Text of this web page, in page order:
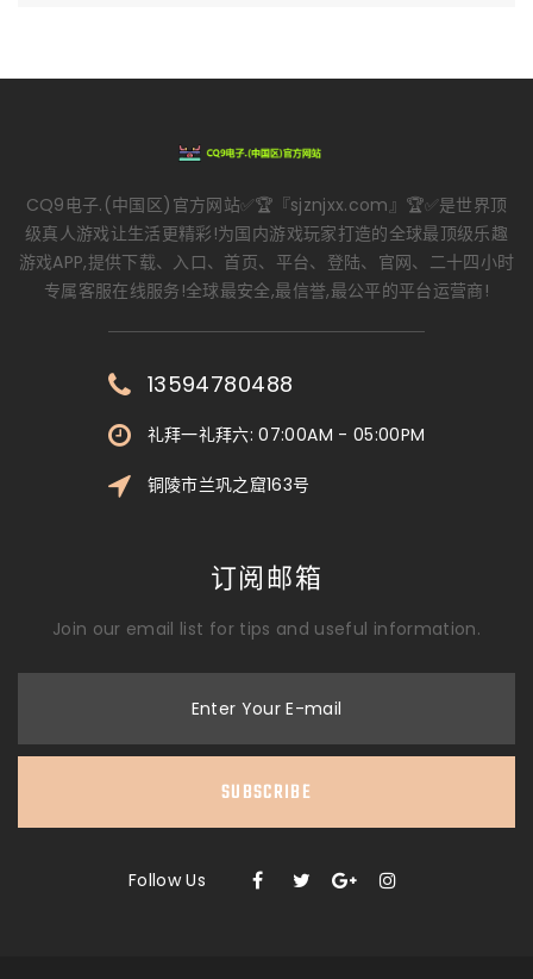
CQ9电子.(中国区)官方网站✅🏆『sjznjxx.com』🏆✅是世界顶
级真人游戏让生活更精彩!为国内游戏玩家打造的全球最顶级乐趣
游戏APP,提供下载、入口、首页、平台、登陆、官网、二十四小时
专属客服在线服务!全球最安全,最信誉,最公平的平台运营商!
13594780488
礼拜一礼拜六: 07:00AM - 05:00PM
铜陵市兰巩之窟163号
订阅邮箱
Join our email list for tips and useful information.
Enter Your E-mail
SUBSCRIBE
Follow Us